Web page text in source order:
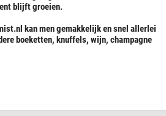
blijft groeien.
kan men gemakkelijk en snel allerlei
boeketten, knuffels, wijn, champagne